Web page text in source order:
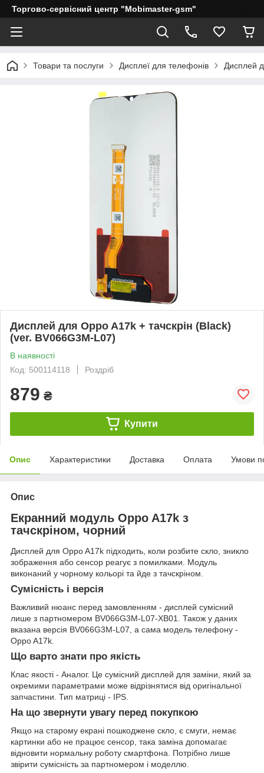
Торгово-сервісний центр "Mobimaster-gsm"
Товари та послуги Дисплеї для телефонів Дисплей
Дисплей для Oppo A17k + тачскрін (Black)
(ver. BV066G3M-L07)
В наявності
Код: 500114118
Роздріб
879 ₴
Купити
Опис Характеристики Доставка Оплата Умови
Опис
Екранний модуль Oppo A17k з
тачскріном, чорний
Дисплей для Oppo A17k підходить, коли розбите скло, зникло
зображення або сенсор реагує з помилками. Модуль
виконаний у чорному кольорі та йде з тачскріном.
Сумісність і версія
Важливий нюанс перед замовленням - дисплей сумісний
лише з партномером BV066G3M-L07-XB01. Також у даних
вказана версія BV066G3M-L07, а сама модель телефону -
Oppo A17k.
Що варто знати про якість
Клас якості - Аналог. Це сумісний дисплей для заміни, який за
окремими параметрами може відрізнятися від оригінальної
запчастини. Тип матриці - IPS.
На що звернути увагу перед покупкою
Якщо на старому екрані пошкоджене скло, є смуги, немає
картинки або не працює сенсор, така заміна допомагає
відновити нормальну роботу смартфона. Потрібно лише
звірити сумісність за партномером і моделлю.